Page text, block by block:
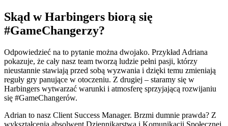
Skąd w Harbingers biorą się
#GameChangerzy?
Odpowiedzieć na to pytanie można dwojako. Przykład Adriana
pokazuje, że cały nasz team tworzą ludzie pełni pasji, którzy
nieustannie stawiają przed sobą wyzwania i dzięki temu zmieniają
reguły gry panujące w otoczeniu. Z drugiej – staramy się w
Harbingers wytwarzać warunki i atmosferę sprzyjającą rozwijaniu
się #GameChangerów.
Adrian to nasz Client Success Manager. Brzmi dumnie prawda? Z
wykształcenia absolwent Dziennikarstwa i Komunikacji Społecznej